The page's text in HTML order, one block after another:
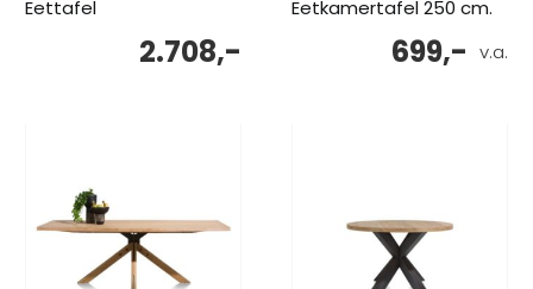
Eettafel
2.708,-
Eetkamertafel 250 cm.
v.a.
699,-